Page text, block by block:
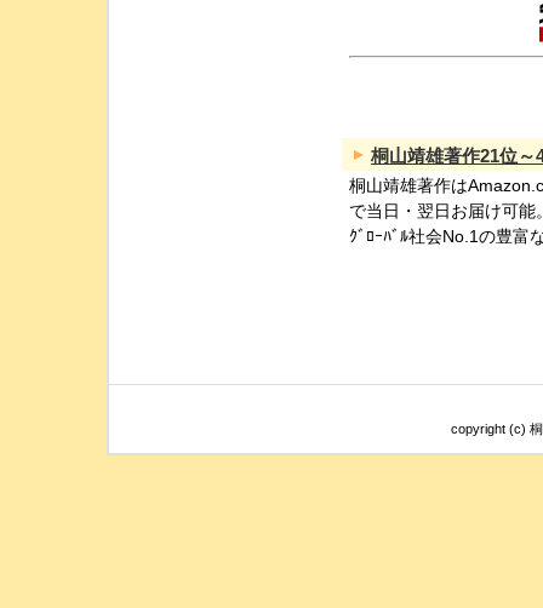
桐山靖雄著作21位～
桐山靖雄著作は
で当日・翌日お届け可
ｸﾞﾛｰﾊﾞﾙ社会No.1の豊富
copyright (c)